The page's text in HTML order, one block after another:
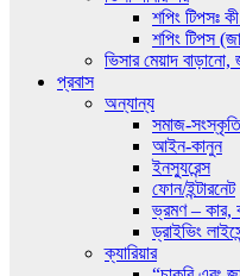
শপিং টিপসঃ
শপিং টিপস
ভিসার মেয়াদ বাড়ানো,
প্রবাস
অন্যান্য
সমাজ-সংস্কৃতি
আইন-কানুন
ইনস্যুরেন্স
ফোন/ইন্টারনেট
ভ্রমণ – কার,
ড্রাইভিং
ক্যারিয়ার